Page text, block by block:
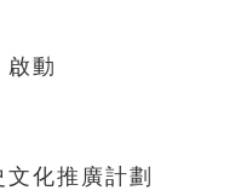
啟動
化推廣計劃